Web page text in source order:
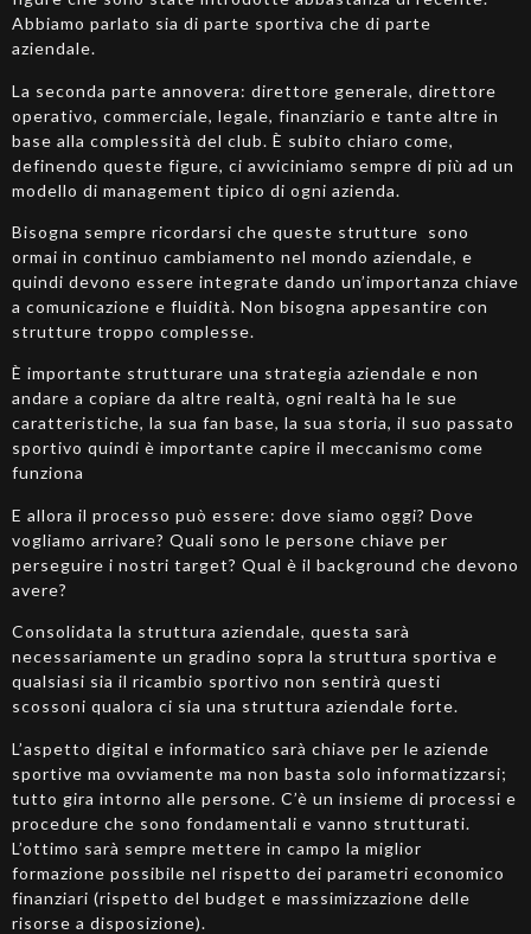
Abbiamo parlato sia di parte sportiva che di parte
aziendale.
La seconda parte annovera: direttore generale, direttore
operativo, commerciale, legale, finanziario e tante altre in
base alla complessità del club. È subito chiaro come,
definendo queste figure, ci avviciniamo sempre di più ad un
modello di management tipico di ogni azienda.
Bisogna sempre ricordarsi che queste strutture sono
ormai in continuo cambiamento nel mondo aziendale, e
quindi devono essere integrate dando un’importanza chiave
a comunicazione e fluidità. Non bisogna appesantire con
strutture troppo complesse.
È importante strutturare una strategia aziendale e non
andare a copiare da altre realtà, ogni realtà ha le sue
caratteristiche, la sua fan base, la sua storia, il suo passato
sportivo quindi è importante capire il meccanismo come
funziona
E allora il processo può essere: dove siamo oggi? Dove
vogliamo arrivare? Quali sono le persone chiave per
perseguire i nostri target? Qual è il background che devono
avere?
Consolidata la struttura aziendale, questa sarà
necessariamente un gradino sopra la struttura sportiva e
qualsiasi sia il ricambio sportivo non sentirà questi
scossoni qualora ci sia una struttura aziendale forte.
L’aspetto digital e informatico sarà chiave per le aziende
sportive ma ovviamente ma non basta solo informatizzarsi;
tutto gira intorno alle persone. C’è un insieme di processi e
procedure che sono fondamentali e vanno strutturati.
L’ottimo sarà sempre mettere in campo la miglior
formazione possibile nel rispetto dei parametri economico
finanziari (rispetto del budget e massimizzazione delle
risorse a disposizione).